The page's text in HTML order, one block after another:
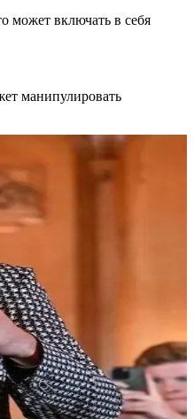
может включать в себя
манипулировать